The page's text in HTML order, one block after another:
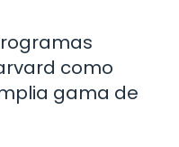
como
gama de